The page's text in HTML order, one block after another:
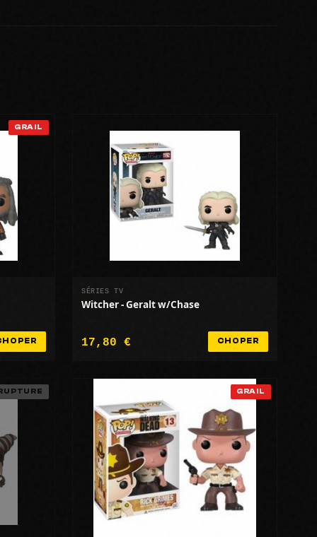
GRAIL
SÉRIES TV
Witcher - Geralt w/Chase
17,80 € CHOPER
GRAIL